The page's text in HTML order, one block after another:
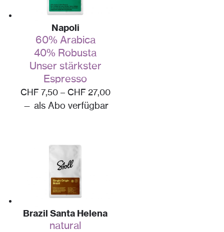
Napoli
60% Arabica
40% Robusta
Unser stärkster
Espresso
CHF 7,50– CHF 27,00
— als Abo verfügbar
Brazil Santa Helena
natural